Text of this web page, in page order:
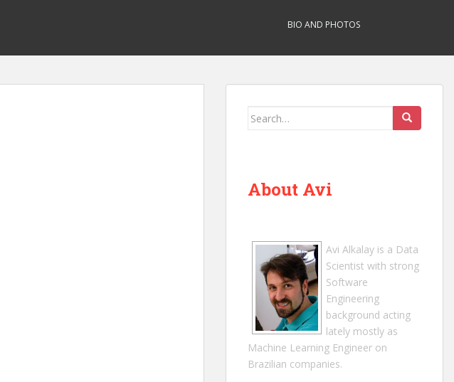
BIO AND PHOTOS
Search
About Avi
Avi Alkalayis a Data
Scientist with strong
Software
Engineering
background acting
lately mostly as
Machine Learning Engineer on
Brazilian companies.